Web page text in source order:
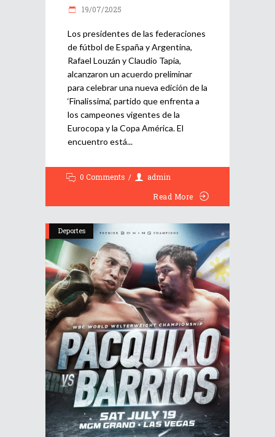
19/07/2025
Los presidentes de las federaciones
de fútbol de España y Argentina,
Rafael Louzán y Claudio Tapia,
alcanzaron un acuerdo preliminar
para celebrar una nueva edición de la
‘Finalissima’, partido que enfrenta a
los campeones vigentes de la
Eurocopa y la Copa América. El
encuentro está
0 Comments
admin
Read More
Deportes